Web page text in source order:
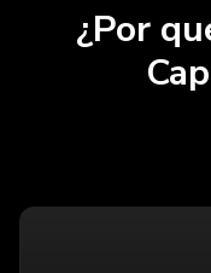
¿Por